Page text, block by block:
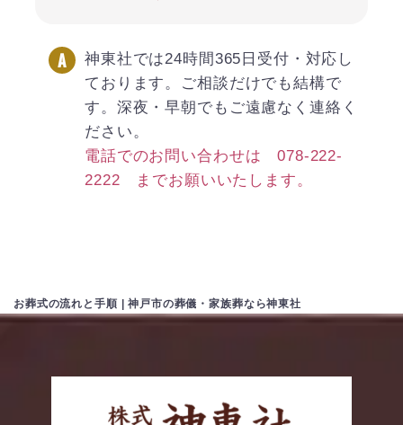
神東社では24時間365日受付・対応し
ております。ご相談だけでも結構で
す。深夜・早朝でもご遠慮なく連絡く
ださい。
電話でのお問い合わせは 078-222-
2222 までお願いいたします。
お葬式の流れと手順 | 神戸市の葬儀・家族葬なら神東社